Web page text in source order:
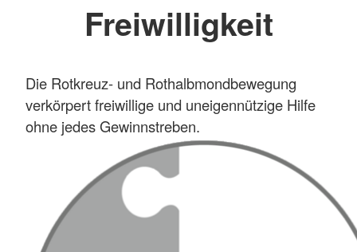
Freiwilligkeit
Die Rotkreuz- und Rothalbmondbewegung
verkörpert freiwillige und uneigennützige Hilfe
ohne jedes Gewinnstreben.